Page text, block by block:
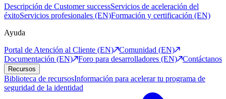
Descripción de Customer successServicios de aceleración del
éxitoServicios profesionales (EN)Formación y certificación (EN)
Ayuda
Portal de Atención al Cliente (EN)
Comunidad (EN)
Documentación (EN)
Foro para desarrolladores (EN) Contáctanos
Recursos
Biblioteca de recursosInformación para acelerar tu programa de
seguridad de la identidad